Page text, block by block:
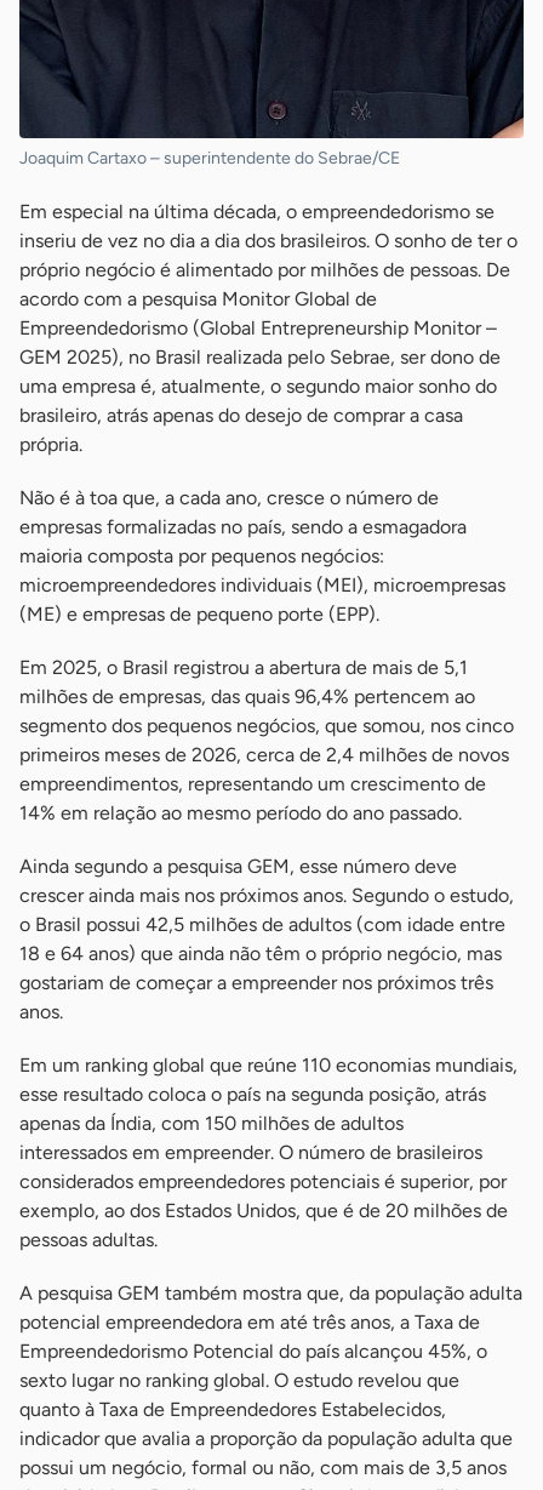
Joaquim Cartaxo – superintendente do Sebrae/CE
Em especial na última década, o empreendedorismo se
inseriu de vez no dia a dia dos brasileiros. O sonho de ter o
próprio negócio é alimentado por milhões de pessoas. De
acordo com a pesquisa Monitor Global de
Empreendedorismo (Global Entrepreneurship Monitor –
GEM 2025), no Brasil realizada pelo Sebrae, ser dono de
uma empresa é, atualmente, o segundo maior sonho do
brasileiro, atrás apenas do desejo de comprar a casa
própria.
Não é à toa que, a cada ano, cresce o número de
empresas formalizadas no país, sendo a esmagadora
maioria composta por pequenos negócios:
microempreendedores individuais (MEI), microempresas
(ME) e empresas de pequeno porte (EPP).
Em 2025, o Brasil registrou a abertura de mais de 5,1
milhões de empresas, das quais 96,4% pertencem ao
segmento dos pequenos negócios, que somou, nos cinco
primeiros meses de 2026, cerca de 2,4 milhões de novos
empreendimentos, representando um crescimento de
14% em relação ao mesmo período do ano passado.
Ainda segundo a pesquisa GEM, esse número deve
crescer ainda mais nos próximos anos. Segundo o estudo,
o Brasil possui 42,5 milhões de adultos (com idade entre
18 e 64 anos) que ainda não têm o próprio negócio, mas
gostariam de começar a empreender nos próximos três
anos.
Em um ranking global que reúne 110 economias mundiais,
esse resultado coloca o país na segunda posição, atrás
apenas da Índia, com 150 milhões de adultos
interessados em empreender. O número de brasileiros
considerados empreendedores potenciais é superior, por
exemplo, ao dos Estados Unidos, que é de 20 milhões de
pessoas adultas.
A pesquisa GEM também mostra que, da população adulta
potencial empreendedora em até três anos, a Taxa de
Empreendedorismo Potencial do país alcançou 45%, o
sexto lugar no ranking global. O estudo revelou que
quanto à Taxa de Empreendedores Estabelecidos,
indicador que avalia a proporção da população adulta que
possui um negócio, formal ou não, com mais de 3,5 anos